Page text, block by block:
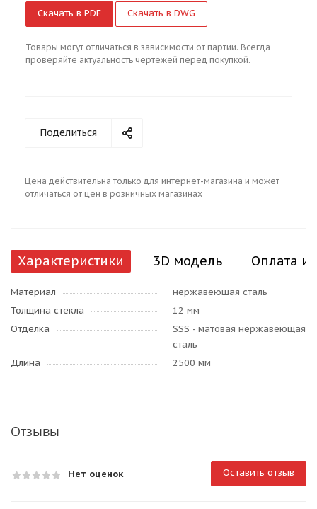
Скачать в PDF Скачать в DWG
Товары могут отличаться в зависимости от партии. Всегда
проверяйте актуальность чертежей перед покупкой.
Поделиться
Цена действительна только для интернет-магазина и может
отличаться от цен в розничных магазинах
Характеристики 3D модель Оплата и
Материал
нержавеющая сталь
Толщина стекла
12 мм
Отделка
SSS - матовая нержавеющая
сталь
Длина
2500 мм
Отзывы
Нет оценок Оставить отзыв